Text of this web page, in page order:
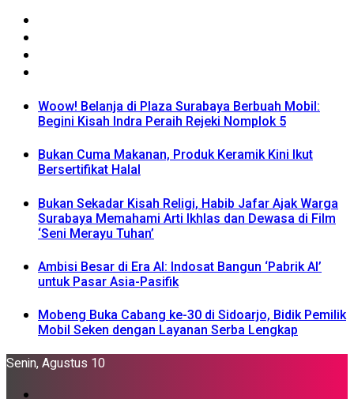
Woow! Belanja di Plaza Surabaya Berbuah Mobil:
Begini Kisah Indra Peraih Rejeki Nomplok 5
Bukan Cuma Makanan, Produk Keramik Kini Ikut
Bersertifikat Halal
Bukan Sekadar Kisah Religi, Habib Jafar Ajak Warga
Surabaya Memahami Arti Ikhlas dan Dewasa di Film
‘Seni Merayu Tuhan’
Ambisi Besar di Era AI: Indosat Bangun ‘Pabrik AI’
untuk Pasar Asia-Pasifik
Mobeng Buka Cabang ke-30 di Sidoarjo, Bidik Pemilik
Mobil Seken dengan Layanan Serba Lengkap
Senin, Agustus 10